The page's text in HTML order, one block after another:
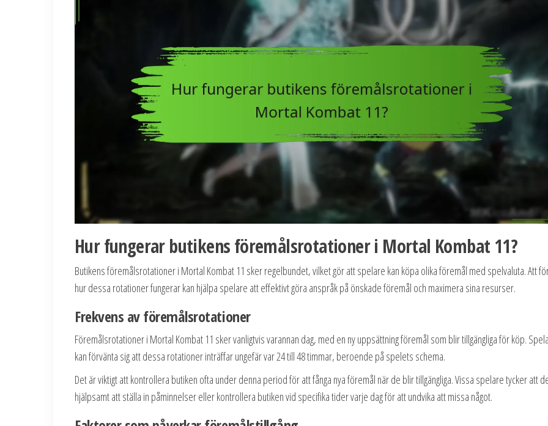
Hur fungerar butikens föremålsrotationer i Mortal Kombat 11?
Butikens föremålsrotationer i Mortal Kombat 11 sker regelbundet, vilket gör att spelare kan köpa olika föremål med spelvaluta. Att
hur dessa rotationer fungerar kan hjälpa spelare att effektivt göra anspråk på önskade föremål och maximera sina resurser.
Frekvens av föremålsrotationer
Föremålsrotationer i Mortal Kombat 11 sker vanligtvis varannan dag, med en ny uppsättning föremål som blir tillgängliga för köp.
kan förvänta sig att dessa rotationer inträffar ungefär var 24 till 48 timmar, beroende på spelets schema.
Det är viktigt att kontrollera butiken ofta under denna period för att fånga nya föremål när de blir tillgängliga. Vissa spelare tycker att
hjälpsamt att ställa in påminnelser eller kontrollera butiken vid specifika tider varje dag för att undvika att missa något.